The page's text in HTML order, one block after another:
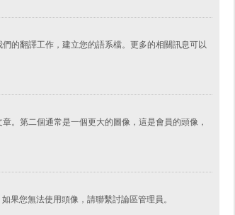
的翻譯工作，建立您的語系檔。更多的相關訊息可以
。第二個通常是一個更大的圖像，這是會員的頭像，
果您無法使用頭像，請聯繫討論區管理員。